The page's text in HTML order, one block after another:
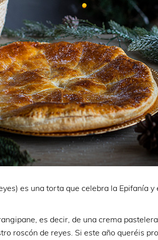
es una torta que celebra la Epifanía y
es decir, de una crema
roscón de reyes. Si este año queréis